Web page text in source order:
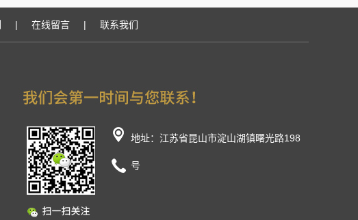
| 在线留言 | 联系我们
地址：江苏省昆山市淀山湖镇曙光路198
号